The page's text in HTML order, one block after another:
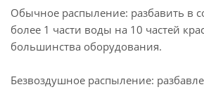
Обычное распыление: разбавить в
более 1 части воды на 10 частей
большинства оборудования.
Безвоздушное распыление: